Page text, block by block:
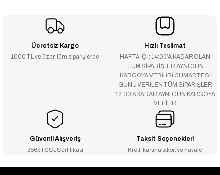
Ücretsiz Kargo
1000 TL ve üzeri tüm siparişlerde
Hızlı Teslimat
HAFTA İÇİ : 14:00’A KADAR OLAN
TÜM SİPARİŞLER AYNI GÜN
KARGOYA VERİLİRİ CUMARTESİ
GÜNÜ VERİLEN TÜM SİPARİŞLER
12:00'A KADAR AYNI GÜN KARGOYA
VERİLİR
Güvenli Alışveriş
256bit SSL Sertifikası
Taksit Seçenekleri
Kredi kartına taksit ve havale